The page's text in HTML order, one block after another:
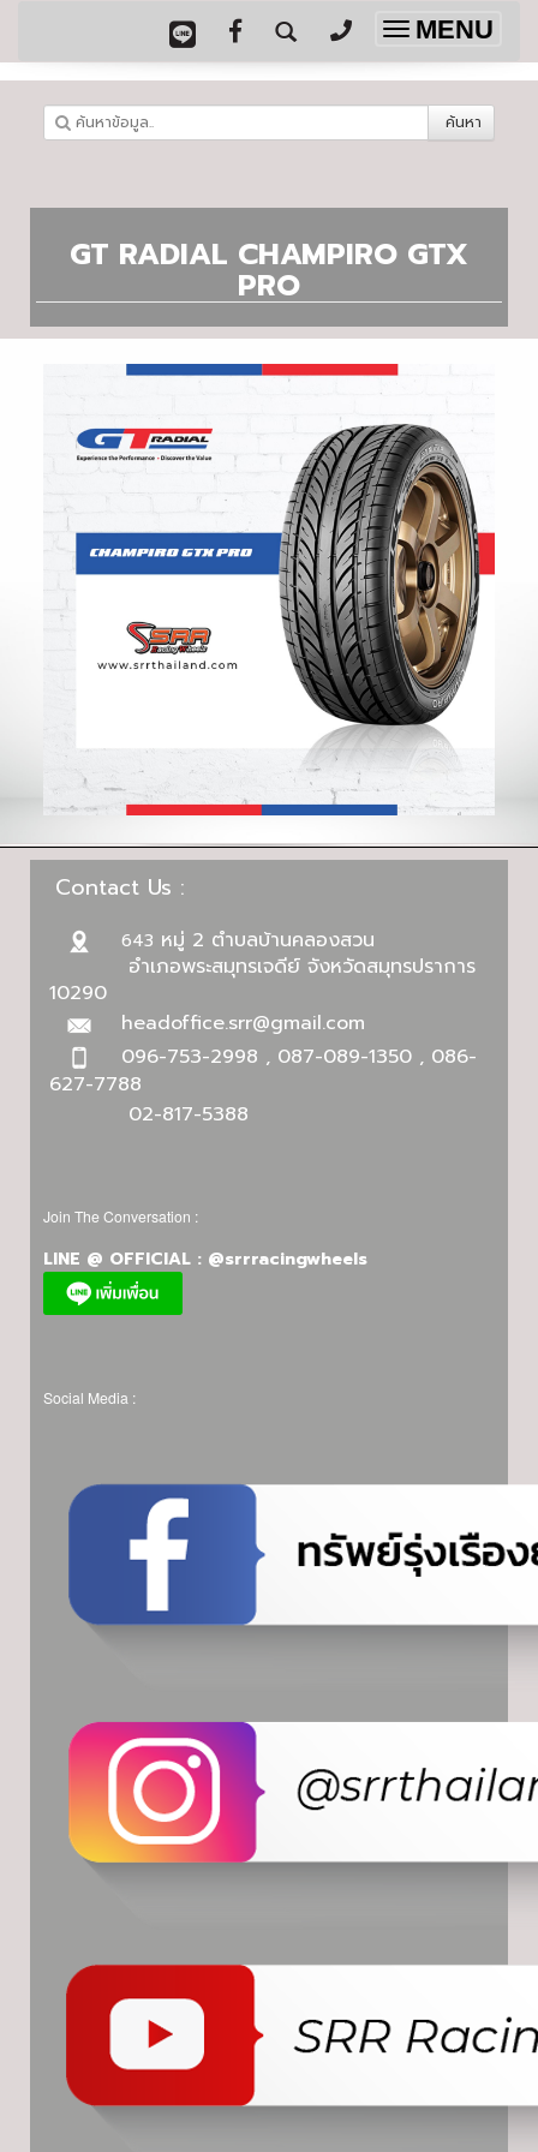
Toggle
navigation
MENU
ค้นหา
GT RADIAL CHAMPIRO GTX
PRO
Contact Us :
643 หมู่ 2 ตำบลบ้านคลองสวน
อำเภอพระสมุทรเจดีย์ จังหวัดสมุทรปราการ
10290
headoffice.srr@gmail.com
096-753-2998 , 087-089-1350 , 086-
627-7788
02-817-5388
Join The Conversation :
LINE @ OFFICIAL : @srrracingwheels
Social Media :